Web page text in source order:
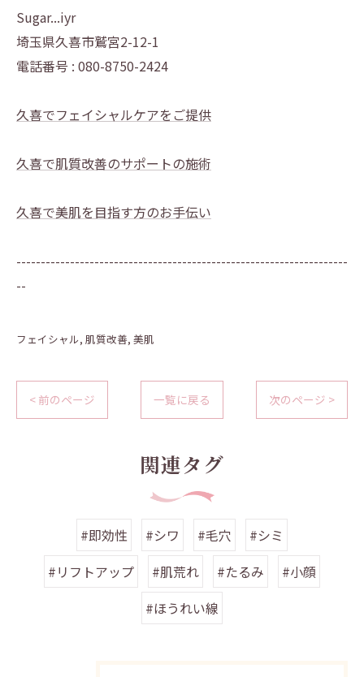
Sugar...iyr
埼玉県久喜市鷲宮2-12-1
電話番号 : 080-8750-2424
久喜でフェイシャルケアをご提供
久喜で肌質改善のサポートの施術
久喜で美肌を目指す方のお手伝い
--------------------------------------------------------------------
--
フェイシャル 肌質改善 美肌
< 前のページ 一覧に戻る 次のページ >
関連タグ
#即効性 #シワ #毛穴
#シミ
#リフトアップ
#肌荒れ #たるみ
#小顔
#ほうれい線